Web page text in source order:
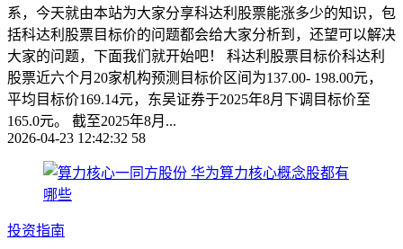
系，今天就由本站为大家分享科达利股票能涨多少的知识，包
括科达利股票目标价的问题都会给大家分析到，还望可以解决
大家的问题，下面我们就开始吧！ 科达利股票目标价科达利
股票近六个月20家机构预测目标价区间为137.00- 198.00元，
平均目标价169.14元，东吴证券于2025年8月下调目标价至
165.0元。 截至2025年8月...
2026-04-23 12:42:32 58
投资指南